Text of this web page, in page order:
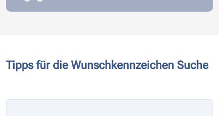
Tipps für die Wunschkennzeichen Suche